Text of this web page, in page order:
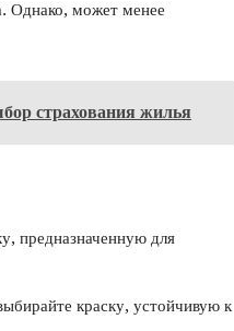
Однако, может менее
страхования жилья
предназначенную для
краску, устойчивую к